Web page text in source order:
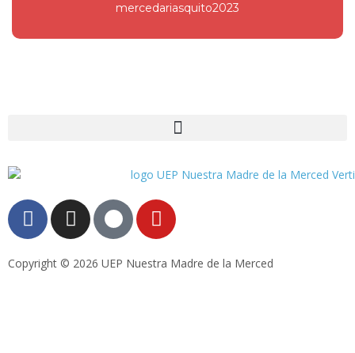
mercedariasquito2023
Copyright © 2026 UEP Nuestra Madre de la Merced